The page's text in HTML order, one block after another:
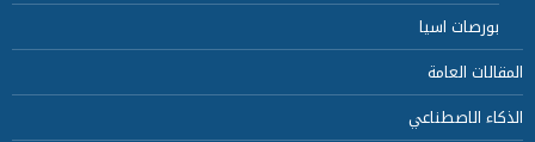
بورصات اسيا
المقالات العامة
الذكاء الاصطناعي